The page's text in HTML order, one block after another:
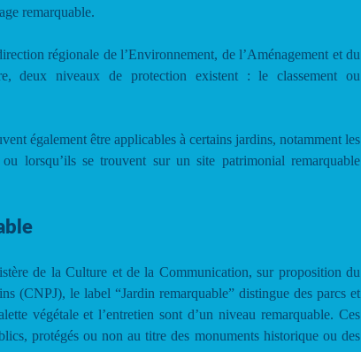
remarquable.
régionale de l’Environnement, de l’Aménagement et du
deux niveaux de protection existent : le classement ou
également être applicables à certains jardins, notamment les
lorsqu’ils se trouvent sur un site patrimonial remarquable
de la Culture et de la Communication, sur proposition du
(CNPJ), le label “Jardin remarquable” distingue des parcs et
végétale et l’entretien sont d’un niveau remarquable. Ces
protégés ou non au titre des monuments historique ou des